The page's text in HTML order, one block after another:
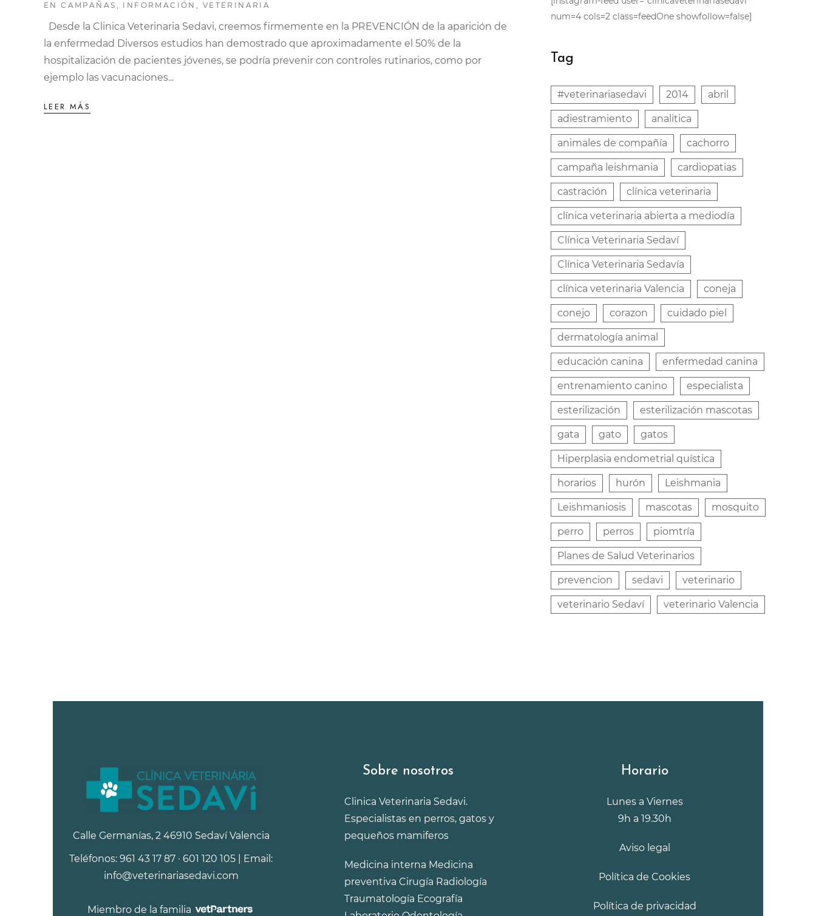
ENCAMPAÑAS , INFORMACIÓN , VETERINARIA
Desde la Clinica Veterinaria Sedavi, creemos firmemente en la PREVENCIÓN de la aparición de
la enfermedad Diversos estudios han demostrado que aproximadamente el 50% de la
hospitalización de pacientes jóvenes, se podría prevenir con controles rutinarios, como por
ejemplo las vacunaciones...
LEER MÁS
num=4 cols=2 class=feedOne showfollow=false]
Tag
#veterinariasedavi 2014 abril
adiestramiento analitica
animales de compañía cachorro
campaña leishmania cardiopatias
castración clínica veterinaria
clínica veterinaria abierta a mediodía
Clínica Veterinaria Sedaví
Clínica Veterinaria Sedavía
clínica veterinaria Valencia coneja
conejo corazon cuidado piel
dermatología animal
educación canina enfermedad canina
entrenamiento canino especialista
esterilización esterilización mascotas
gata gato gatos
Hiperplasia endometrial quística
horarios hurón Leishmania
Leishmaniosis mascotas mosquito
perro perros piomtría
Planes de Salud Veterinarios
prevencion sedavi veterinario
veterinario Sedaví veterinario Valencia
Calle Germanías, 2 46910 Sedaví Valencia
Teléfonos: 961 43 17 87 · 601 120 105 | Email:
info@veterinariasedavi.com
Miembro de la familia
Sobre nosotros
Clinica Veterinaria Sedavi.
Especialistas en perros, gatos y
pequeños mamiferos
Medicina interna Medicina
preventiva Cirugía Radiología
Traumatología Ecografía
Horario
Lunes a Viernes
9h a 19.30h
Aviso legal
Política de Cookies
Política de privacidad